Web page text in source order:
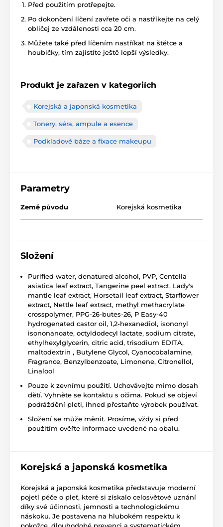
Před použitím protřepejte.
Po dokončení líčení zavřete oči a nastříkejte na celý
obličej ze vzdálenosti cca 20 cm.
Můžete také před líčením nastříkat na štětce a
houbičky, tím zajistíte ještě lepší výsledky.
Produkt je zařazen v kategoriích
Korejská a japonská kosmetika
Tonery, séra, ampule a esence
Podkladové báze a fixace makeupu
Parametry
Země původu Korejská kosmetika
Složení
Purified water, denatured alcohol, PVP, Centella
asiatica leaf extract, Tangerine peel extract, Lady's
mantle leaf extract, Horsetail leaf extract, Starflower
extract, Nettle leaf extract, methyl methacrylate
crosspolymer, PPG-26-butes-26, P Easy-40
hydrogenated castor oil, 1,2-hexanediol, isononyl
isononanoate, octyldodecyl lactate, sodium citrate,
ethylhexylglycerin, citric acid, trisodium EDITA,
maltodextrin , Butylene Glycol, Cyanocobalamine,
Fragrance, Benzylbenzoate, Limonene, Citronellol,
Linalool
Pouze k zevnímu použití. Uchovávejte mimo dosah
dětí. Vyhněte se kontaktu s očima. Pokud se objeví
podráždění pleti, ihned přestaňte výrobek používat.
Složení se může měnit. Prosíme, vždy si před
použitím ověřte informace uvedené na obalu.
Korejská a japonská kosmetika
Korejská a japonská kosmetika představuje moderní
pojetí péče o pleť, které si získalo celosvětové uznání
díky své účinnosti, jemnosti a technologickému
náskoku. Je postavena na hlubokém respektu k